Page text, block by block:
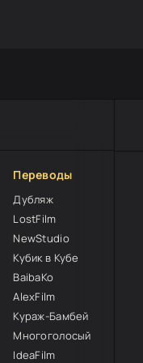
Переводы
Дубляж
LostFilm
NewStudio
Кубик в Кубе
BaibaKo
AlexFilm
Кураж-Бамбей
Многоголосый
IdeaFilm